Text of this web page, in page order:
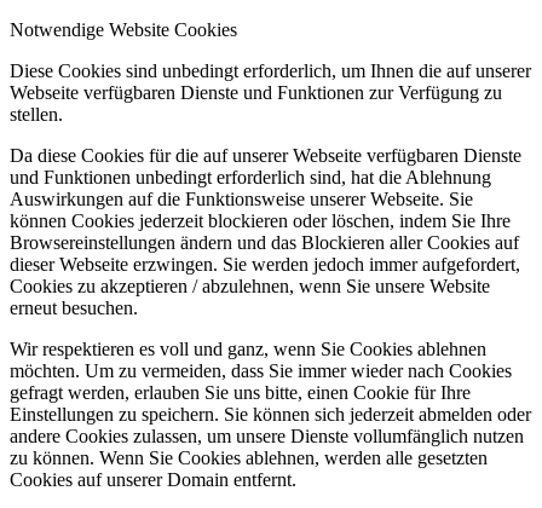
Notwendige Website Cookies
Diese Cookies sind unbedingt erforderlich, um Ihnen die auf unserer
Webseite verfügbaren Dienste und Funktionen zur Verfügung zu
stellen.
Da diese Cookies für die auf unserer Webseite verfügbaren Dienste
und Funktionen unbedingt erforderlich sind, hat die Ablehnung
Auswirkungen auf die Funktionsweise unserer Webseite. Sie
können Cookies jederzeit blockieren oder löschen, indem Sie Ihre
Browsereinstellungen ändern und das Blockieren aller Cookies auf
dieser Webseite erzwingen. Sie werden jedoch immer aufgefordert,
Cookies zu akzeptieren / abzulehnen, wenn Sie unsere Website
erneut besuchen.
Wir respektieren es voll und ganz, wenn Sie Cookies ablehnen
möchten. Um zu vermeiden, dass Sie immer wieder nach Cookies
gefragt werden, erlauben Sie uns bitte, einen Cookie für Ihre
Einstellungen zu speichern. Sie können sich jederzeit abmelden oder
andere Cookies zulassen, um unsere Dienste vollumfänglich nutzen
zu können. Wenn Sie Cookies ablehnen, werden alle gesetzten
Cookies auf unserer Domain entfernt.